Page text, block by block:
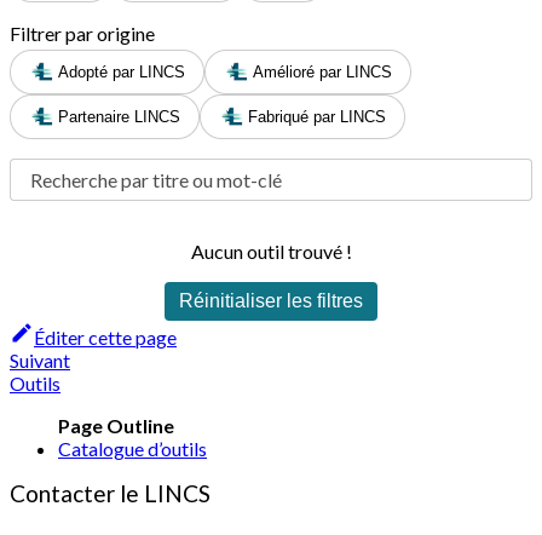
Filtrer par origine
Adopté par LINCS Amélioré par LINCS
Partenaire LINCS Fabriqué par LINCS
Aucun outil trouvé !
Réinitialiser les filtres
Éditer cette page
Suivant
Outils
Catalogue d’outils
Contacter le LINCS